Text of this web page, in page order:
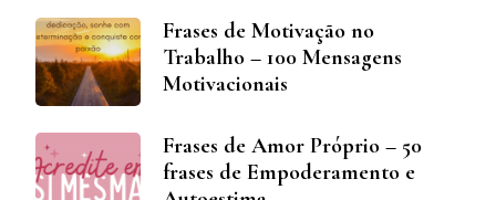
Frases de Motivação no
Trabalho – 100 Mensagens
Motivacionais
Frases de Amor Próprio – 50
frases de Empoderamento e